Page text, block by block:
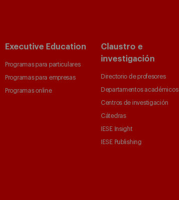
Executive Education
Programas para particulares
Programas para empresas
Programas online
Claustro e
investigación
Directorio de profesores
Departamentos académicos
Centros de investigación
Cátedras
IESE Insight
IESE Publishing